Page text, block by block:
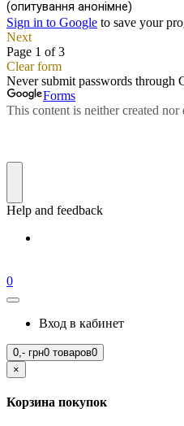
0
Вход в кабинет
0,- грн0 товаров0
×
Корзина покупок